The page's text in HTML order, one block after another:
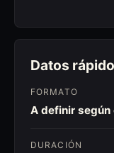
Datos
FORMATO
A definir según
DURACIÓN